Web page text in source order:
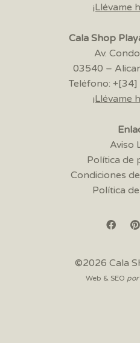
¡Llévame
Cala Shop
Av.
03540 –
Teléfono:
¡Llévame
Aviso
Política de
Condiciones
Política
©2026 Cala
Web & SEO por